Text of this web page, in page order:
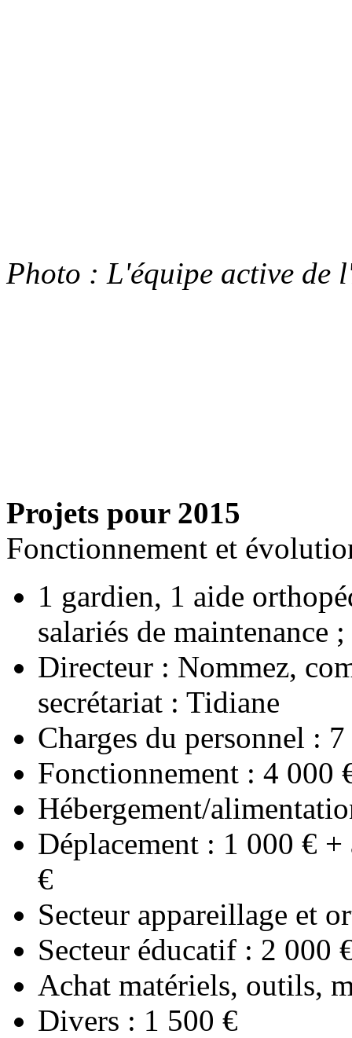
Photo : L'équipe active de
Projets pour 2015
Fonctionnement et
1 gardien, 1 aide
salariés de maintenance ;
Directeur : Nommez,
secrétariat : Tidiane
Charges du personnel :
Fonctionnement : 4 000
Hébergement/
Déplacement : 1 000 €
€
Secteur appareillage et
Secteur éducatif : 2 000
Achat matériels, outils,
Divers : 1 500 €